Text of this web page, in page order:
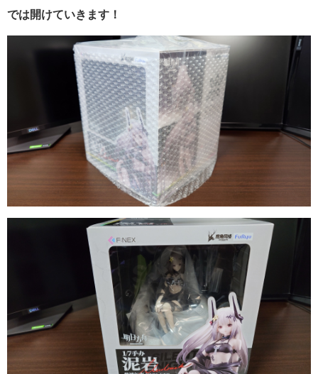
では開けていきます！